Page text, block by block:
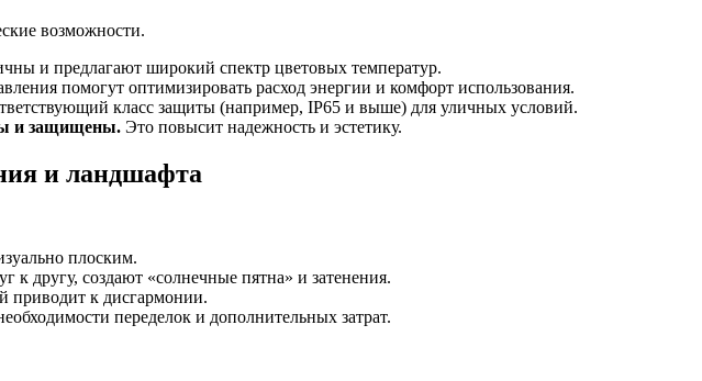
возможности.
и предлагают широкий спектр цветовых температур.
помогут оптимизировать расход энергии и комфорт использования.
класс защиты (например, IP65 и выше) для уличных условий.
и защищены. Это повысит надежность и эстетику.
и ландшафта
плоским.
другу, создают «солнечные пятна» и затенения.
приводит к дисгармонии.
переделок и дополнительных затрат.